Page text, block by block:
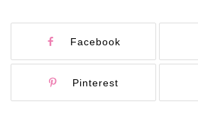
Facebook
Pinterest